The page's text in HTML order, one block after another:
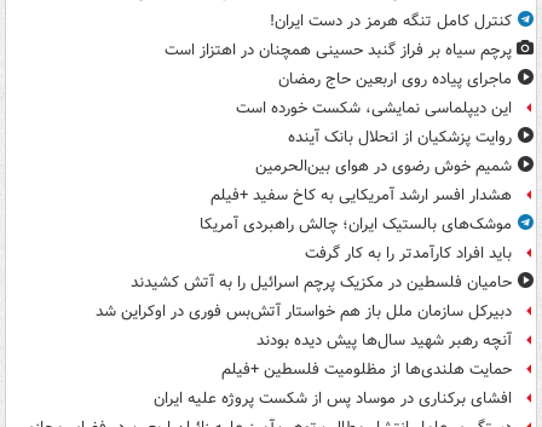
کنترل کامل تنگه هرمز در دست ایران!
پرچم سیاه بر فراز گنبد حسینی همچنان در اهتزاز است
ماجرای پیاده روی اربعین حاج رمضان
این دیپلماسی نمایشی، شکست خورده است
روایت پزشکیان از انحلال بانک آینده
شمیم خوش رضوی در هوای بین‌الحرمین
هشدار افسر ارشد آمریکایی به کاخ سفید +فیلم
موشک‌های بالستیک ایران؛ چالش راهبردی آمریکا
باید افراد کارآمدتر را به کار گرفت
حامیان فلسطین در مکزیک پرچم اسرائیل را به آتش کشیدند
دبیرکل سازمان ملل باز هم خواستار آتش‌بس فوری در اوکراین شد
آنچه رهبر شهید سال‌ها پیش دیده بودند
حمایت هلندی‌ها از مظلومیت فلسطین +فیلم
افشای برکناری در موساد پس از شکست پروژه علیه ایران